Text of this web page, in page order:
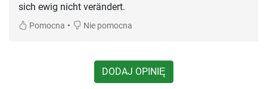
sich ewig nicht verändert.
Pomocna • Nie pomocna
DODAJ OPINIĘ